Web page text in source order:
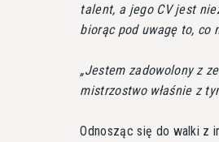
talent, a jego CV jest
biorąc pod uwagę to, co
Jestem zadowolony z
mistrzostwo właśnie z
Odnosząc się do walki z